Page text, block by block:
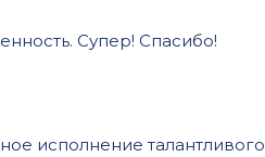
Супер! Спасибо!
исполнение талантливого